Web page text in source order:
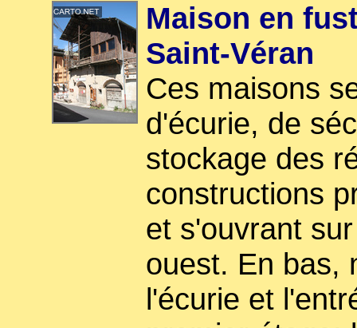
Maison en
Saint-Véran
Ces maisons
d'écurie, de
stockage des
constructions
et s'ouvrant
ouest. En bas,
l'écurie et